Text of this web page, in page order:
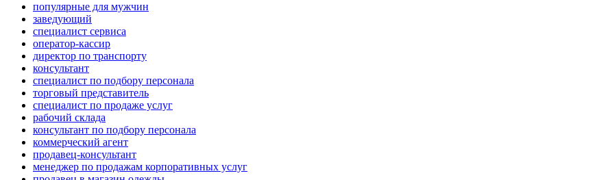
популярные для мужчин
заведующий
специалист сервиса
оператор-кассир
директор по транспорту
консультант
специалист по подбору персонала
торговый представитель
специалист по продаже услуг
рабочий склада
консультант по подбору персонала
коммерческий агент
продавец-консультант
менеджер по продажам корпоративных услуг